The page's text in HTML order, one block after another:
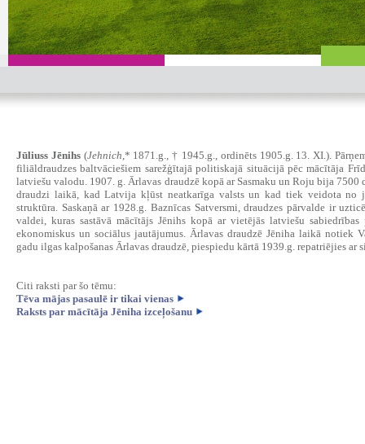
Jūliuss Jēnihs(Jehnich,* 1871.g., † 1945.g., ordinēts 1905.g. 13. XI.).
filiāldraudzes baltvāciešiem sarežģītajā politiskajā situācijā pēc mācītāja
latviešu valodu. 1907. g. Ārlavas draudzē kopā ar Sasmaku un Roju bija
draudzi laikā, kad Latvija kļūst neatkarīga valsts un kad tiek veidota no
struktūra. Saskaņā ar 1928.g. Baznīcas Satversmi, draudzes pārvalde ir
valdei, kuras sastāvā mācītājs Jēnihs kopā ar vietējās latviešu
ekonomiskus un sociālus jautājumus. Ārlavas draudzē Jēniha laikā notiek
gadu ilgas kalpošanas Ārlavas draudzē, piespiedu kārtā 1939.g. repatriējies
Citi raksti par šo tēmu:
Tēva mājas pasaulē ir tikai vienas
Raksts par mācītāja Jēniha izceļošanu